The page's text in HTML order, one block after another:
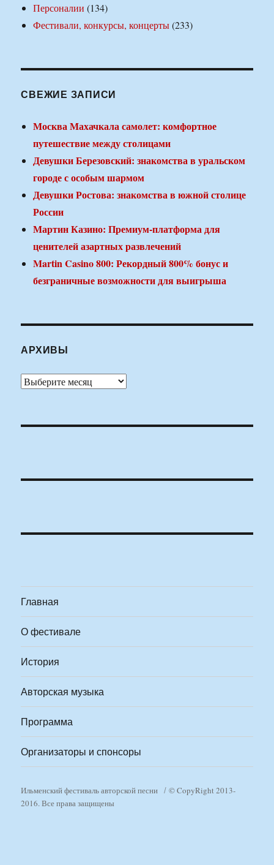
Персоналии (134)
Фестивали, конкурсы, концерты(233)
СВЕЖИЕ ЗАПИСИ
Москва Махачкала самолет: комфортное
путешествие между столицами
Девушки Березовский: знакомства в уральском
городе с особым шармом
Девушки Ростова: знакомства в южной столице
России
Мартин Казино: Премиум-платформа для
ценителей азартных развлечений
Martin Casino 800: Рекордный 800% бонус и
безграничные возможности для выигрыша
АРХИВЫ
Архивы
Главная
О фестивале
История
Авторская музыка
Программа
Организаторы и спонсоры
Ильменский фестиваль авторской песни
© CopyRight 2013-
2016. Все права защищены